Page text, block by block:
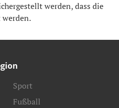
werden, dass die
Sport
Fußball